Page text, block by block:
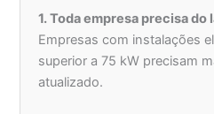
1. Toda empresa precisa do
Empresas com instalações
superior a 75 kW precisam
atualizado.